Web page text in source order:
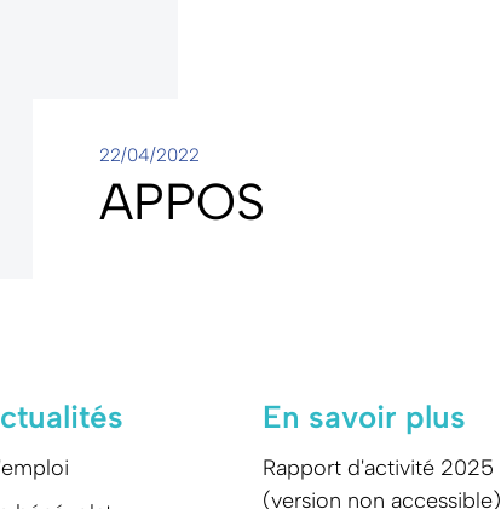
22/04/2022
APPOS
En savoir plus
Rapport d'activité 2025
(version non accessible)